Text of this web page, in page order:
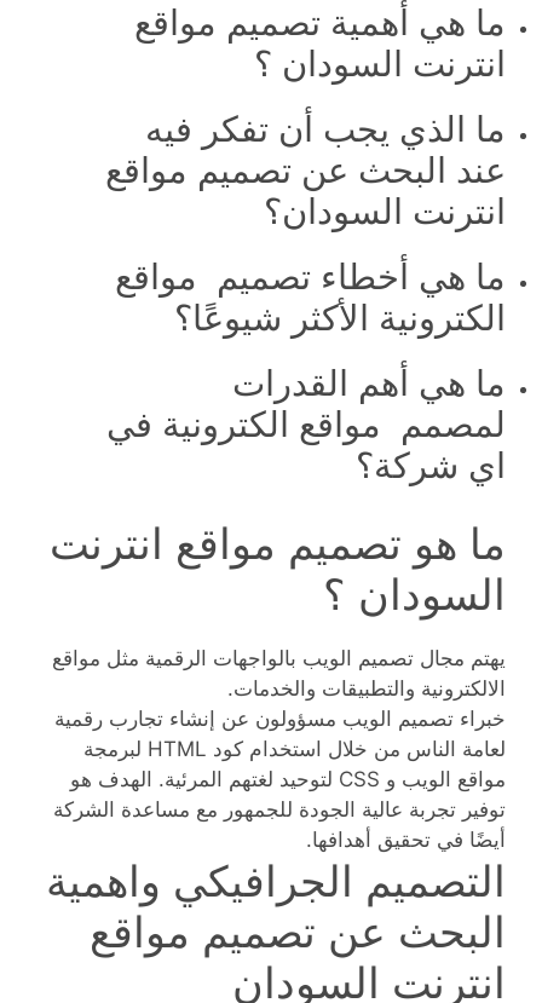
ما هي أهمية تصميم مواقع
انترنت السودان ؟
ما الذي يجب أن تفكر فيه
عند البحث عن تصميم مواقع
انترنت السودان؟
ما هي أخطاء تصميم مواقع
الكترونية الأكثر شيوعًا؟
ما هي أهم القدرات
لمصمم مواقع الكترونية في
اي شركة؟
ما هو تصميم مواقع انترنت
السودان ؟
يهتم مجال تصميم الويب بالواجهات الرقمية مثل مواقع
الالكترونية والتطبيقات والخدمات.
خبراء تصميم الويب مسؤولون عن إنشاء تجارب رقمية
لعامة الناس من خلال استخدام كود HTML لبرمجة
مواقع الويب و CSS لتوحيد لغتهم المرئية. الهدف هو
توفير تجربة عالية الجودة للجمهور مع مساعدة الشركة
أيضًا في تحقيق أهدافها.
التصميم الجرافيكي واهمية
البحث عن تصميم مواقع
انترنت السودان